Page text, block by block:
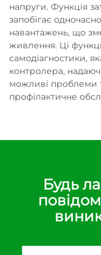
напруги. Функція
запобігає
навантажень, що
живлення. Ці
самодіагностики,
контролера,
можливі проблеми
профілактичне
Будь